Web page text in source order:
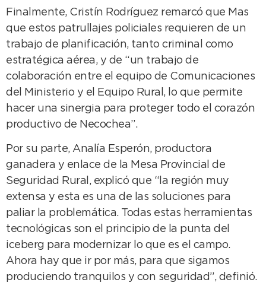
Finalmente, Cristín Rodríguez remarcó que Mas
que estos patrullajes policiales requieren de un
trabajo de planificación, tanto criminal como
estratégica aérea, y de “un trabajo de
colaboración entre el equipo de Comunicaciones
del Ministerio y el Equipo Rural, lo que permite
hacer una sinergia para proteger todo el corazón
productivo de Necochea”.
Por su parte, Analía Esperón, productora
ganadera y enlace de la Mesa Provincial de
Seguridad Rural, explicó que “la región muy
extensa y esta es una de las soluciones para
paliar la problemática. Todas estas herramientas
tecnológicas son el principio de la punta del
iceberg para modernizar lo que es el campo.
Ahora hay que ir por más, para que sigamos
produciendo tranquilos y con seguridad”, definió.